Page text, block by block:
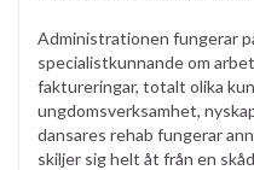
Administrationen fungerar
specialistkunnande om
faktureringar, totalt olika
ungdomsverksamhet,
dansares rehab fungerar
skiljer sig helt åt från en